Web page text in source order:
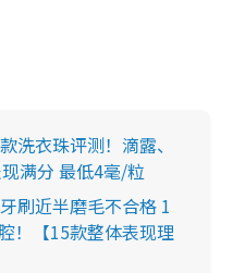
洗衣珠评测！滴露、
满分 最低4毫/粒
刷近半磨毛不合格 1
！【15款整体表现理